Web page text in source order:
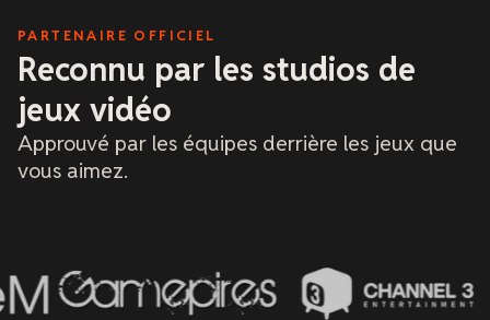
absolue et
une.
PARTENAIRE OFFICIEL
Reconnu par les studios de
jeux vidéo
Approuvé par les équipes derrière les jeux que
vous aimez.